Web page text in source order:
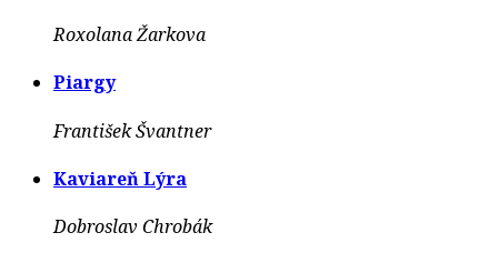
Roxolana Žarkova
Piargy
František Švantner
Kaviareň Lýra
Dobroslav Chrobák